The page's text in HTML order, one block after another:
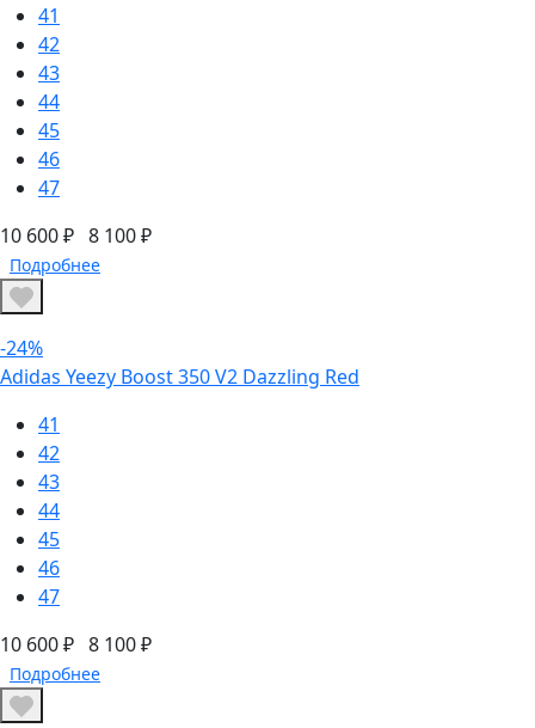
41
42
43
44
45
46
47
10 600 ₽ 8 100 ₽
Подробнее
-24%
Adidas Yeezy Boost 350 V2 Dazzling Red
41
42
43
44
45
46
47
10 600 ₽ 8 100 ₽
Подробнее